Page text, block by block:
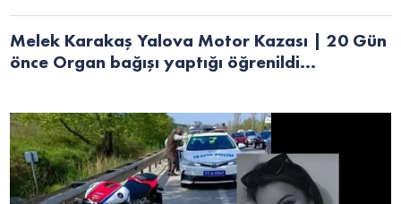
Melek Karakaş Yalova Motor Kazası | 20 Gün
önce Organ bağışı yaptığı öğrenildi...